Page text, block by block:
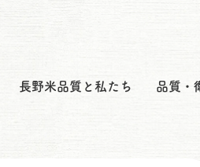
長野米品質と私たち 品質・